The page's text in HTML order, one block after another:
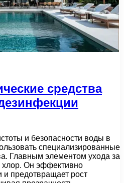
средства
и безопасности воды в
специализированные
Главным элементом ухода за
хлор. Он эффективно
и предотвращает рост